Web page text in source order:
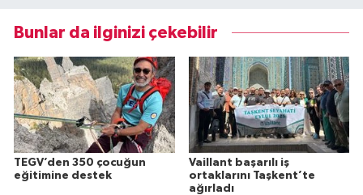
Bunlar da ilginizi çekebilir
TEGV’den 350 çocuğun
eğitimine destek
Vaillant başarılı iş
ortaklarını Taşkent’te
ağırladı